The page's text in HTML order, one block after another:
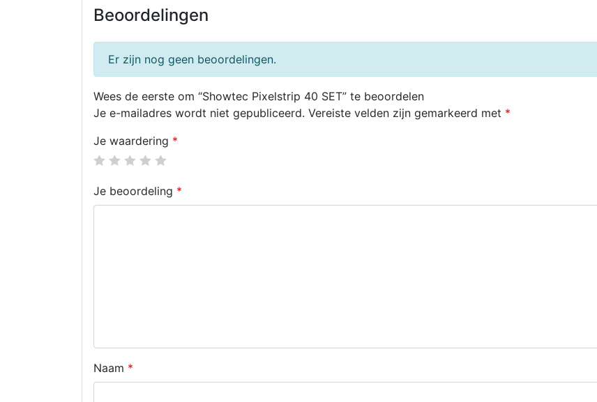
Beoordelingen
Er zijn nog geen beoordelingen.
Wees de eerste om “Showtec Pixelstrip 40 SET” te beoordelen
Je e-mailadres wordt niet gepubliceerd. Vereiste velden zijn gemarkeerd met *
Je waardering *
Je beoordeling *
Naam *